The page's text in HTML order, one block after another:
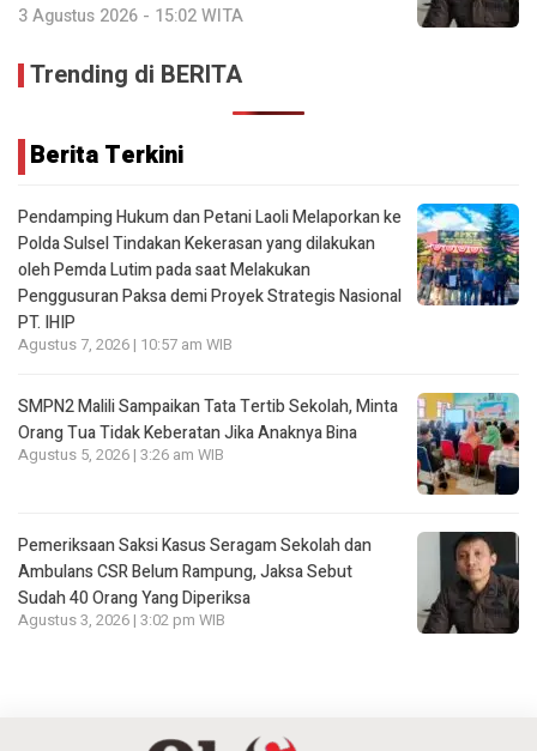
3 Agustus 2026 - 15:02 WITA
Trending di BERITA
Berita Terkini
Pendamping Hukum dan Petani Laoli Melaporkan ke
Polda Sulsel Tindakan Kekerasan yang dilakukan
oleh Pemda Lutim pada saat Melakukan
Penggusuran Paksa demi Proyek Strategis Nasional
PT. IHIP
Agustus 7, 2026 | 10:57 am WIB
SMPN2 Malili Sampaikan Tata Tertib Sekolah, Minta
Orang Tua Tidak Keberatan Jika Anaknya Bina
Agustus 5, 2026 | 3:26 am WIB
Pemeriksaan Saksi Kasus Seragam Sekolah dan
Ambulans CSR Belum Rampung, Jaksa Sebut
Sudah 40 Orang Yang Diperiksa
Agustus 3, 2026 | 3:02 pm WIB